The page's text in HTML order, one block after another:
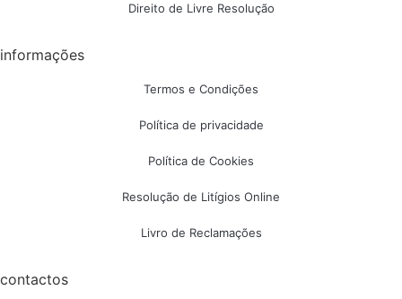
Direito de Livre Resolução
informações
Termos e Condições
Política de privacidade
Política de Cookies
Resolução de Litígios Online
Livro de Reclamações
contactos